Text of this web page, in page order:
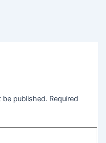
be published. Required